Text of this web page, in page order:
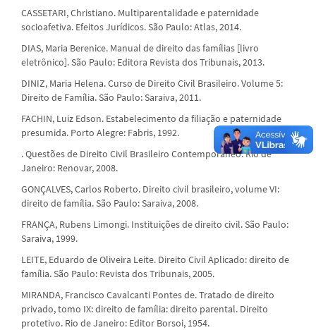
CASSETARI, Christiano. Multiparentalidade e paternidade
socioafetiva. Efeitos Jurídicos. São Paulo: Atlas, 2014.
DIAS, Maria Berenice. Manual de direito das famílias [livro
eletrônico]. São Paulo: Editora Revista dos Tribunais, 2013.
DINIZ, Maria Helena. Curso de Direito Civil Brasileiro. Volume 5:
Direito de Família. São Paulo: Saraiva, 2011.
FACHIN, Luiz Edson. Estabelecimento da filiação e paternidade
presumida. Porto Alegre: Fabris, 1992.
. Questões de Direito Civil Brasileiro Contemporâneo. Rio de
Janeiro: Renovar, 2008.
GONÇALVES, Carlos Roberto. Direito civil brasileiro, volume VI:
direito de família. São Paulo: Saraiva, 2008.
FRANÇA, Rubens Limongi. Instituições de direito civil. São Paulo:
Saraiva, 1999.
LEITE, Eduardo de Oliveira Leite. Direito Civil Aplicado: direito de
família. São Paulo: Revista dos Tribunais, 2005.
MIRANDA, Francisco Cavalcanti Pontes de. Tratado de direito
privado, tomo IX: direito de família: direito parental. Direito
protetivo. Rio de Janeiro: Editor Borsoi, 1954.